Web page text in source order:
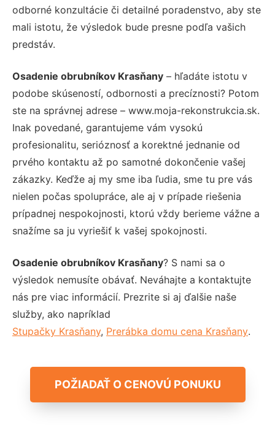
odborné konzultácie či detailné poradenstvo, aby ste
mali istotu, že výsledok bude presne podľa vašich
predstáv.
Osadenie obrubníkov Krasňany – hľadáte istotu v
podobe skúseností, odbornosti a precíznosti? Potom
ste na správnej adrese – www.moja-rekonstrukcia.sk.
Inak povedané, garantujeme vám vysokú
profesionalitu, serióznosť a korektné jednanie od
prvého kontaktu až po samotné dokončenie vašej
zákazky. Keďže aj my sme iba ľudia, sme tu pre vás
nielen počas spolupráce, ale aj v prípade riešenia
prípadnej nespokojnosti, ktorú vždy berieme vážne a
snažíme sa ju vyriešiť k vašej spokojnosti.
Osadenie obrubníkov Krasňany? S nami sa o
výsledok nemusíte obávať. Neváhajte a kontaktujte
nás pre viac informácií. Prezrite si aj ďalšie naše
služby, ako napríklad
Stupačky Krasňany, Prerábka domu cena Krasňany.
POŽIADAŤ O CENOVÚ PONUKU